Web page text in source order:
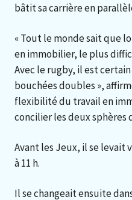
bâtit sa carrière en
« Tout le monde sait que
en immobilier, le plus
Avec le rugby, il est
bouchées doubles »,
flexibilité du travail en
concilier les deux sphères
Avant les Jeux, il se levait
à 11 h.
Il se changeait ensuite